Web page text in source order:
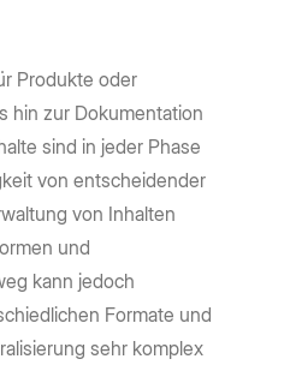
Produkte oder
hin zur Dokumentation
sind in jeder Phase
von entscheidender
von Inhalten
und
kann jedoch
Formate und
sehr komplex